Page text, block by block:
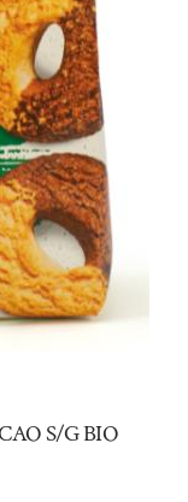
S/G BIO